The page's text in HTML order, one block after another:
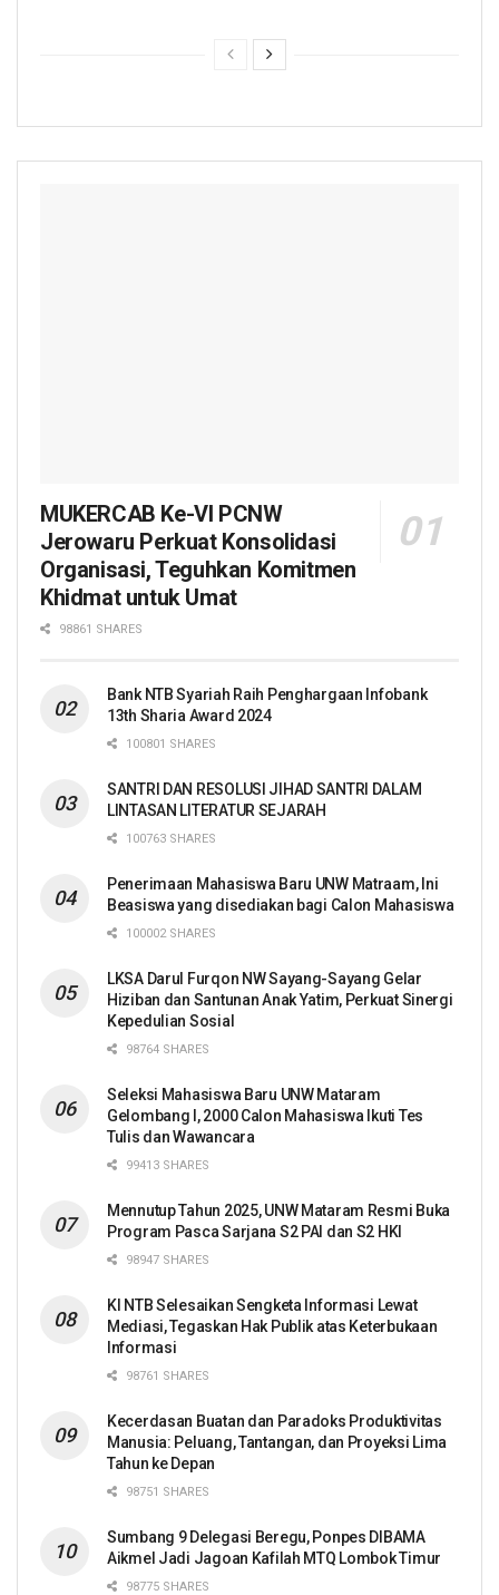
MUKERCAB Ke-VI PCNW
Jerowaru Perkuat Konsolidasi
Organisasi, Teguhkan Komitmen
Khidmat untuk Umat
98861 SHARES
Bank NTB Syariah Raih Penghargaan Infobank
13th Sharia Award 2024
100801 SHARES
SANTRI DAN RESOLUSI JIHAD SANTRI DALAM
LINTASAN LITERATUR SEJARAH
100763 SHARES
Penerimaan Mahasiswa Baru UNW Matraam, Ini
Beasiswa yang disediakan bagi Calon Mahasiswa
100002 SHARES
LKSA Darul Furqon NW Sayang-Sayang Gelar
Hiziban dan Santunan Anak Yatim, Perkuat Sinergi
Kepedulian Sosial
98764 SHARES
Seleksi Mahasiswa Baru UNW Mataram
Gelombang I, 2000 Calon Mahasiswa Ikuti Tes
Tulis dan Wawancara
99413 SHARES
Mennutup Tahun 2025, UNW Mataram Resmi Buka
Program Pasca Sarjana S2 PAI dan S2 HKI
98947 SHARES
KI NTB Selesaikan Sengketa Informasi Lewat
Mediasi, Tegaskan Hak Publik atas Keterbukaan
Informasi
98761 SHARES
Kecerdasan Buatan dan Paradoks Produktivitas
Manusia: Peluang, Tantangan, dan Proyeksi Lima
Tahun ke Depan
98751 SHARES
Sumbang 9 Delegasi Beregu, Ponpes DIBAMA
Aikmel Jadi Jagoan Kafilah MTQ Lombok Timur
98775 SHARES